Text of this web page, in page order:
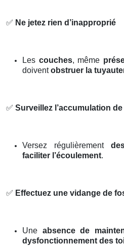
✅ Ne jetez rien d’inapproprié
Les couches, même
doiventobstruer la
✅ Surveillez l’accumulation
Versez régulièrement
faciliter l’écoulement.
✅ Effectuez une vidange de
Une absence de
dysfonctionnement des